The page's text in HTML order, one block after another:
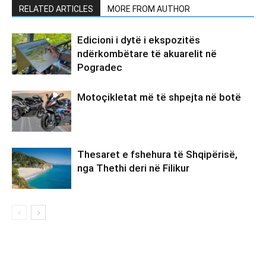
RELATED ARTICLES MORE FROM AUTHOR
Edicioni i dytë i ekspozitës
ndërkombëtare të akuarelit në
Pogradec
Motoçikletat më të shpejta në botë
Thesaret e fshehura të Shqipërisë,
nga Thethi deri në Filikur